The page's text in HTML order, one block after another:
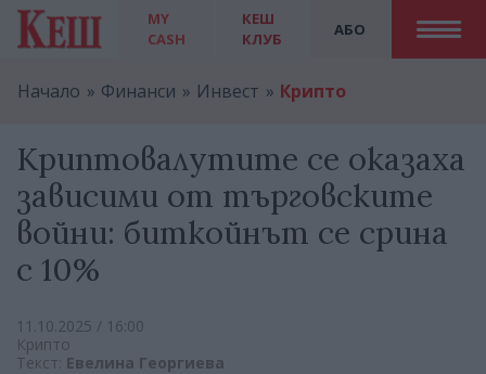
MY
CASH
АБО
КЕШ
КЛУБ
Начало Финанси Инвест Крипто
Криптовалутите се оказаха
зависими от търговските
войни: биткойнът се срина
с 10%
11.10.2025 / 16:00
Крипто
Текст: Евелина Георгиева